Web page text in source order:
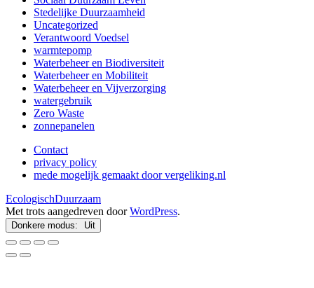
Stedelijke Duurzaamheid
Uncategorized
Verantwoord Voedsel
warmtepomp
Waterbeheer en Biodiversiteit
Waterbeheer en Mobiliteit
Waterbeheer en Vijverzorging
watergebruik
Zero Waste
zonnepanelen
Contact
privacy policy
mede mogelijk gemaakt door vergeliking.nl
EcologischDuurzaam
Met trots aangedreven doorWordPress.
Donkere modus: